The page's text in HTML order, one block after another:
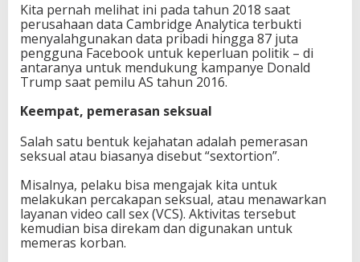
Kita pernah melihat ini pada tahun 2018 saat
perusahaan data Cambridge Analytica terbukti
menyalahgunakan data pribadi hingga 87 juta
pengguna Facebook untuk keperluan politik – di
antaranya untuk mendukung kampanye Donald
Trump saat pemilu AS tahun 2016.
Keempat, pemerasan seksual
Salah satu bentuk kejahatan adalah pemerasan
seksual atau biasanya disebut “sextortion”.
Misalnya, pelaku bisa mengajak kita untuk
melakukan percakapan seksual, atau menawarkan
layanan video call sex (VCS). Aktivitas tersebut
kemudian bisa direkam dan digunakan untuk
memeras korban.